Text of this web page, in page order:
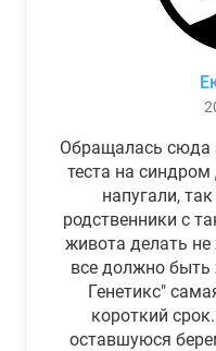
Обращалась сюда
теста на
напугали,
родственники с
живота делать не
все должно быть
Генетикс"
короткий
оставшуюся